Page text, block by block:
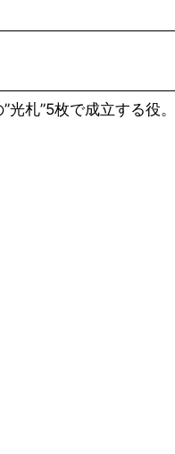
光札”5枚で成立する役